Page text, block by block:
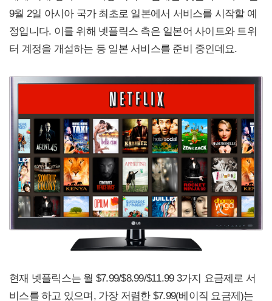
9월 2일 아시아 국가 최초로 일본에서 서비스를 시작할 예
정입니다. 이를 위해 넷플릭스 측은 일본어 사이트와 트위
터 계정을 개설하는 등 일본 서비스를 준비 중인데요.
현재 넷플릭스는 월 $7.99/$8.99/$11.99 3가지 요금제로 서
비스를 하고 있으며, 가장 저렴한 $7.99(베이직 요금제)는